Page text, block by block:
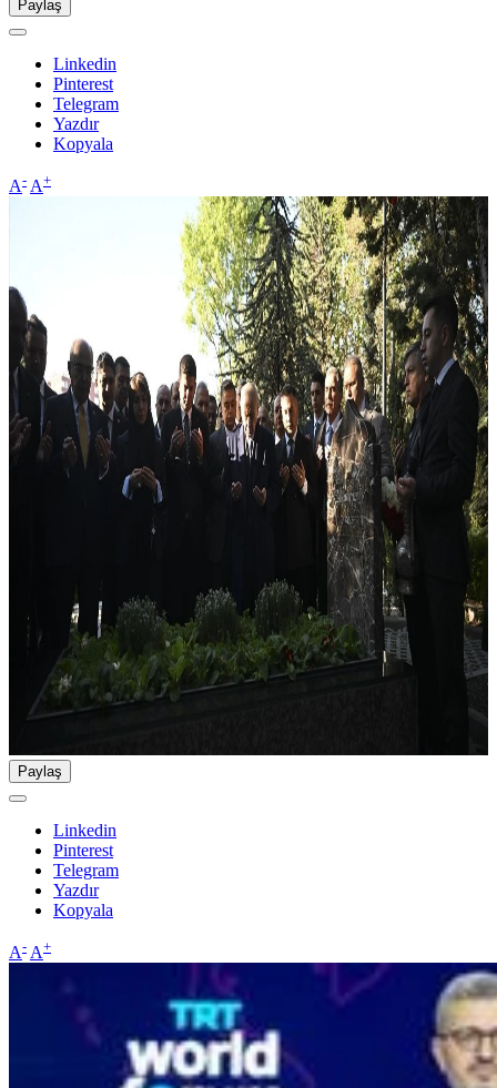
Paylaş
Linkedin
Pinterest
Telegram
Yazdır
Kopyala
A- A+
Paylaş
Linkedin
Pinterest
Telegram
Yazdır
Kopyala
A- A+